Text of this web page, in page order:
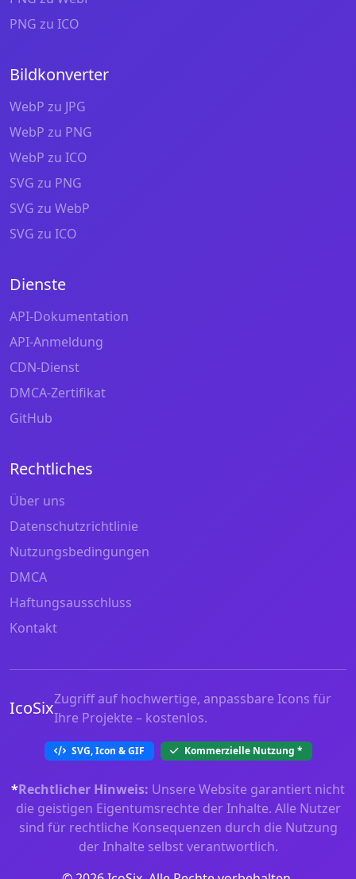
PNG zu ICO
Bildkonverter
WebP zu JPG
WebP zu PNG
WebP zu ICO
SVG zu PNG
SVG zu WebP
SVG zu ICO
Dienste
API-Dokumentation
API-Anmeldung
CDN-Dienst
DMCA-Zertifikat
GitHub
Rechtliches
Über uns
Datenschutzrichtlinie
Nutzungsbedingungen
DMCA
Haftungsausschluss
Kontakt
IcoSixZugriff auf hochwertige, anpassbare Icons für
Ihre Projekte – kostenlos.
SVG, Icon & GIF Kommerzielle Nutzung *
*Rechtlicher Hinweis: Unsere Website garantiert nicht
die geistigen Eigentumsrechte der Inhalte. Alle Nutzer
sind für rechtliche Konsequenzen durch die Nutzung
der Inhalte selbst verantwortlich.